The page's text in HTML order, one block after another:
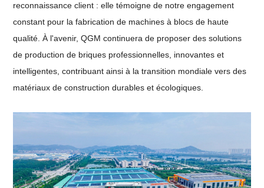
reconnaissance client : elle témoigne de notre engagement
constant pour la fabrication de machines à blocs de haute
qualité. À l'avenir, QGM continuera de proposer des solutions
de production de briques professionnelles, innovantes et
intelligentes, contribuant ainsi à la transition mondiale vers des
matériaux de construction durables et écologiques.